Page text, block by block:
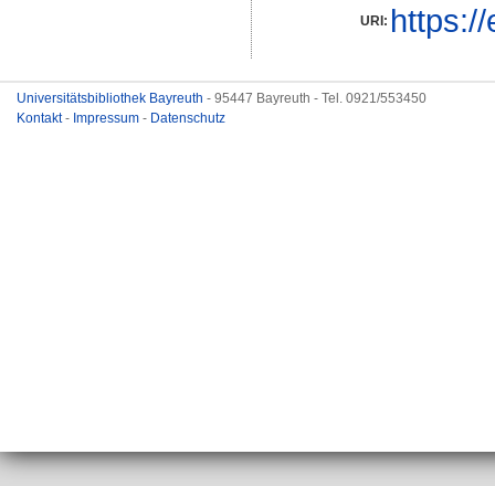
URI:
Universitätsbibliothek Bayreuth - 95447 Bayreuth - Tel. 0921/553450
Kontakt- Impressum - Datenschutz